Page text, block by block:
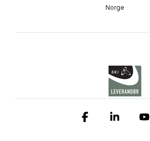
Norge
FacebookLinkedin